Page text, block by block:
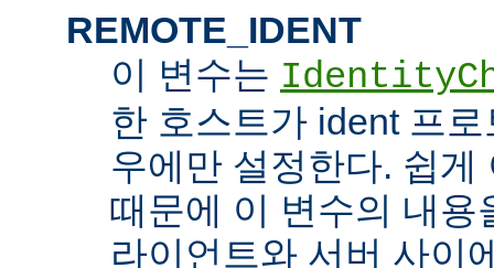
REMOTE_IDENT
이 변수는
한 호스트가 ident 프
우에만 설정한다. 쉽게
때문에 이 변수의 내용
라이언트와 서버 사이